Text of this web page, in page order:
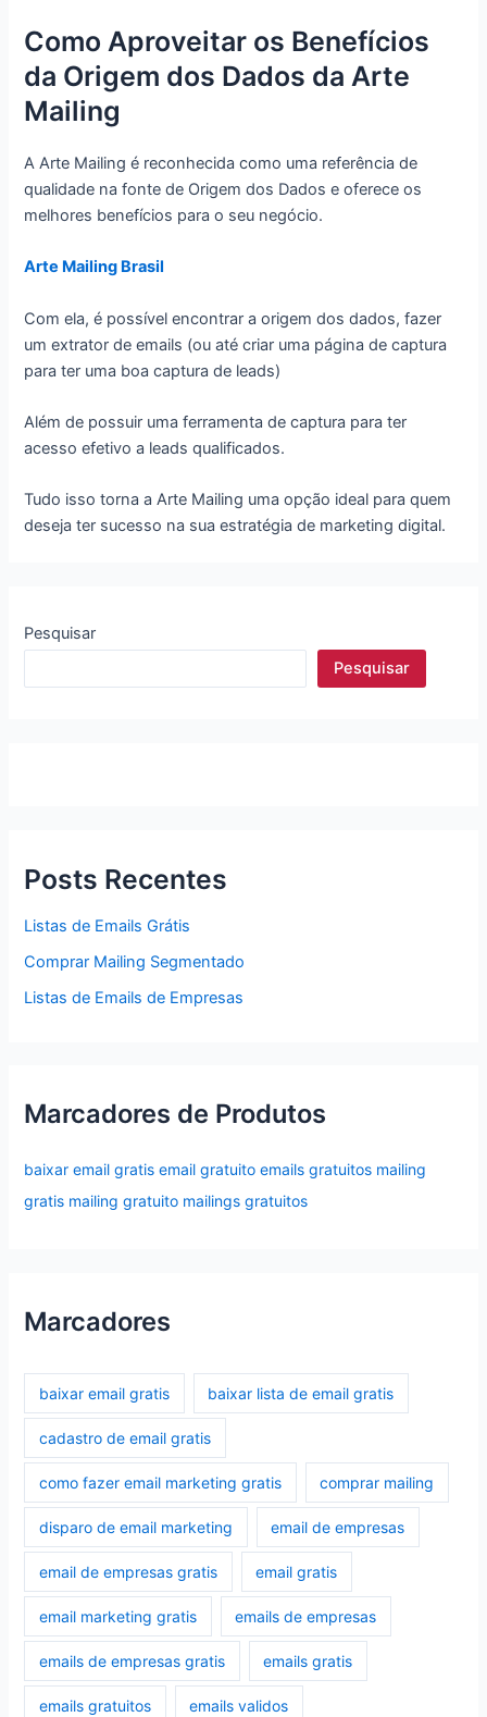
Como Aproveitar os Benefícios
da Origem dos Dados da Arte
Mailing
A Arte Mailing é reconhecida como uma referência de
qualidade na fonte de Origem dos Dados e oferece os
melhores benefícios para o seu negócio.
Arte Mailing Brasil
Com ela, é possível encontrar a origem dos dados, fazer
um extrator de emails (ou até criar uma página de captura
para ter uma boa captura de leads)
Além de possuir uma ferramenta de captura para ter
acesso efetivo a leads qualificados.
Tudo isso torna a Arte Mailing uma opção ideal para quem
deseja ter sucesso na sua estratégia de marketing digital.
Pesquisar
Pesquisar
Posts Recentes
Listas de Emails Grátis
Comprar Mailing Segmentado
Listas de Emails de Empresas
Marcadores de Produtos
baixar email gratis email gratuito emails gratuitos mailing
gratis mailing gratuito mailings gratuitos
Marcadores
baixar email gratis baixar lista de email gratis
cadastro de email gratis
como fazer email marketing gratis comprar mailing
disparo de email marketing email de empresas
email de empresas gratis email gratis
email marketing gratis emails de empresas
emails de empresas gratis emails gratis
emails gratuitos emails validos